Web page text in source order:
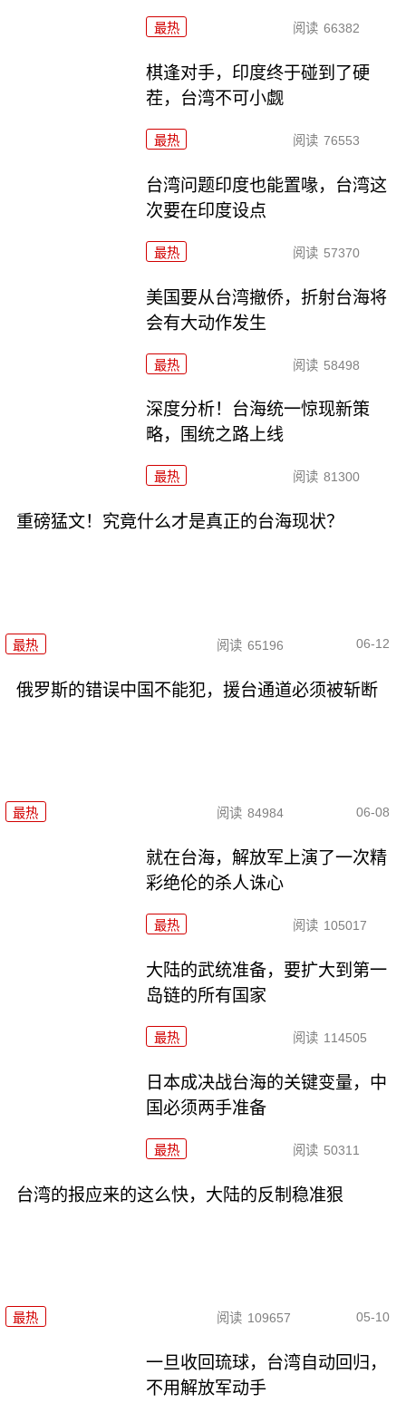
最热 阅读 66382
棋逢对手，印度终于碰到了硬
茬，台湾不可小觑
最热 阅读 76553
台湾问题印度也能置喙，台湾这
次要在印度设点
最热 阅读 57370
美国要从台湾撤侨，折射台海将
会有大动作发生
最热 阅读 58498
深度分析！台海统一惊现新策
略，围统之路上线
最热 阅读 81300
重磅猛文！究竟什么才是真正的台海现状？
最热 阅读 65196 06-12
俄罗斯的错误中国不能犯，援台通道必须被斩断
最热 阅读 84984 06-08
就在台海，解放军上演了一次精
彩绝伦的杀人诛心
最热 阅读 105017
大陆的武统准备，要扩大到第一
岛链的所有国家
最热 阅读 114505
日本成决战台海的关键变量，中
国必须两手准备
最热 阅读 50311
台湾的报应来的这么快，大陆的反制稳准狠
最热 阅读 109657 05-10
一旦收回琉球，台湾自动回归，
不用解放军动手